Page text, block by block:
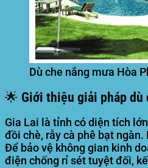
Dù che nắng mưa Hòa
🌟 Giới thiệu giải pháp dù
Gia Lai là tỉnh có diện tích
đồi chè, rẫy cà phê bạt
Để bảo vệ không gian kinh
điện chống rỉ sét tuyệt đối,